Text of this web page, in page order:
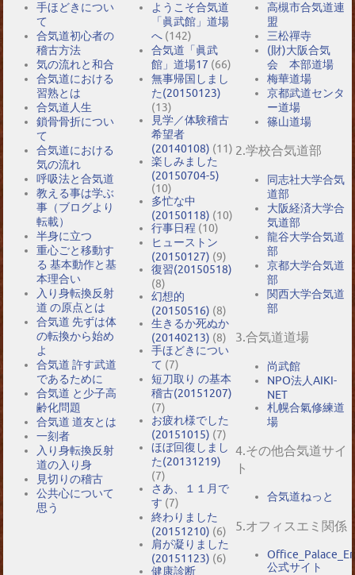
手ほどきについ
て
合気道初心者の
稽古方法
気の流れと和合
合気道における
習熟とは
合気道人生
鎖骨骨折につい
て
合気道における
気の流れ
呼吸法と合気道
教える事は学ぶ
事（ブログより
転載）
半身に立つ
重心ごと移動す
る 基本動作と基
本理合い
入り身転換反射
道 の原点とは
合気道 先ずは体
の転換から始め
よ
合気道 許す武道
であるために
合気道 と少子高
齢化問題
合気道 道友とは
一刻者
入り身転換反射
道の入り身
見切りの稽古
公共心について
思う
ようこそ合気道
「眞武館」道場
へ (142)
合気道「眞武
館」道場17 (66)
無事帰国しまし
た(20150123)
(13)
見学／体験稽古
希望者
(20140108) (11)
楽しみました
(20150704-5)
(10)
多忙な中
(20150118) (10)
行事日程 (10)
ヒューストン
(20150127) (9)
復習(20150518)
(8)
幻想的
(20150516) (8)
生きるか死ぬか
(20140213) (8)
手ほどきについ
て (7)
短刀取り の基本
稽古(20151207)
(7)
お疲れ様でした
(20151015) (7)
ほぼ回復しまし
た(20131219)
(7)
さあ、１１月で
す (7)
終わりました
(20151210) (6)
肩が凝りました
(20151123) (6)
健康診断
高槻市合気道連
盟
三松禪寺
(財)大阪合気
会 本部道場
梅華道場
京都武道センタ
ー道場
篠山道場
2.学校合気道部
同志社大学合気
道部
大阪経済大学合
気道部
龍谷大学合気道
部
京都大学合気道
部
関西大学合気道
部
3.合気道道場
尚武館
NPO法人AIKI-
NET
札幌合氣修練道
場
4.その他合気道サイ
ト
合気道ねっと
5.オフィスエミ関係
公式サイト